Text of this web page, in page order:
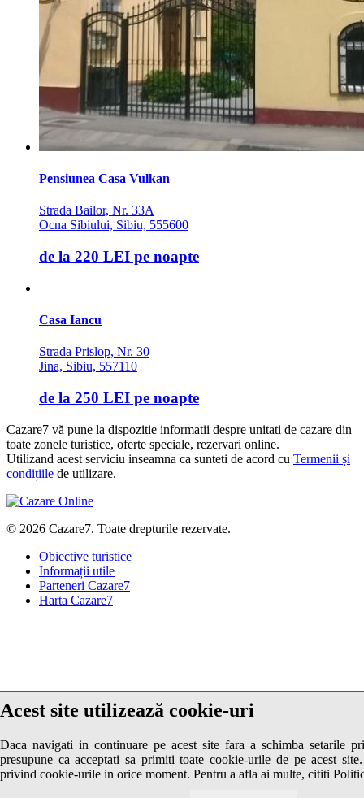
Acest site utilizează cookie-uri
Daca navigati in continuare pe acest site fara a schimba setarile
presupune ca acceptati sa primiti toate cookie-urile de pe acest
privind cookie-urile in orice moment. Pentru a afla ai multe, cititi
Pensiunea Casa Vulkan
Strada Bailor, Nr. 33A
Ocna Sibiului, Sibiu, 555600
de la 220 LEI pe noapte
Casa Iancu
Strada Prislop, Nr. 30
Jina, Sibiu, 557110
de la 250 LEI pe noapte
Cazare7 vă pune la dispozitie informatii despre unitati de cazare din
toate zonele turistice, oferte speciale, rezervari online.
Utilizand acest serviciu inseamna ca sunteti de acord cu Termenii și
condițiile de utilizare.
© 2026 Cazare7. Toate drepturile rezervate.
Obiective turistice
Informații utile
Parteneri Cazare7
Harta Cazare7